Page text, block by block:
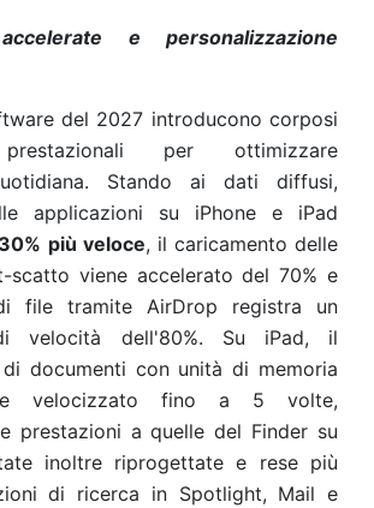
e personalizzazione
del 2027 introducono corposi
per ottimizzare
Stando ai dati diffusi,
applicazioni su iPhone e iPad
più veloce, il caricamento delle
scatto viene accelerato del 70% e
file tramite AirDrop registra un
velocità dell'80%. Su iPad, il
documenti con unità di memoria
velocizzato fino a 5 volte,
prestazioni a quelle del Finder su
inoltre riprogettate e rese più
di ricerca in Spotlight, Mail e